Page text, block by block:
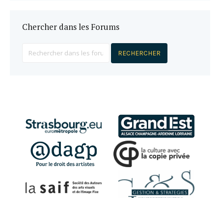
Chercher dans les Forums